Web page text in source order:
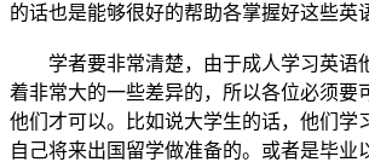
的话也是能够很好的帮助各掌握好这些英
学者要非常清楚，由于成人学习英语
着非常大的一些差异的，所以各位必须要
他们才可以。比如说大学生的话，他们学
自己将来出国留学做准备的。或者是毕业